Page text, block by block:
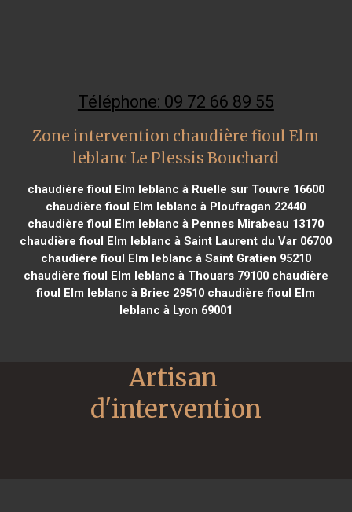
Téléphone: 09 72 66 89 55
Zone intervention chaudière fioul Elm
leblanc Le Plessis Bouchard
chaudière fioul Elm leblanc à Ruelle sur Touvre 16600
chaudière fioul Elm leblanc à Ploufragan 22440
chaudière fioul Elm leblanc à Pennes Mirabeau 13170
chaudière fioul Elm leblanc à Saint Laurent du Var 06700
chaudière fioul Elm leblanc à Saint Gratien 95210
chaudière fioul Elm leblanc à Thouars 79100chaudière
fioul Elm leblanc à Briec 29510 chaudière fioul Elm
leblanc à Lyon 69001
Artisan
d'intervention